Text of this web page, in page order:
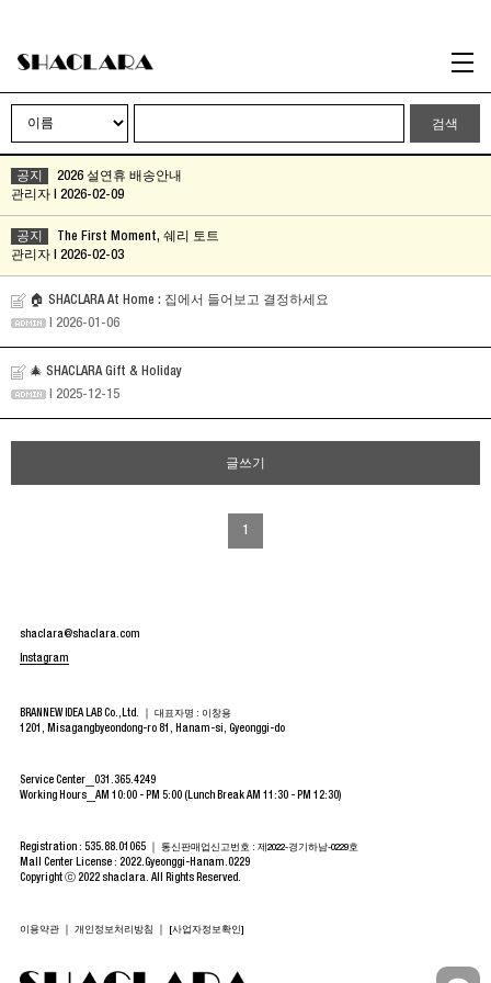
검색
공지
2026 설연휴 배송안내
관리자 | 2026-02-09
공지
The First Moment, 쉐리 토트
관리자 | 2026-02-03
🏠 SHACLARA At Home : 집에서 들어보고 결정하세요
| 2026-01-06
🎄 SHACLARA Gift & Holiday
| 2025-12-15
글쓰기
1
shaclara@shaclara.com
Instagram
BRANNEW IDEA LAB Co.,Ltd. ｜ 대표자명 : 이창용
1201, Misagangbyeondong-ro 81, Hanam-si, Gyeonggi-do
Service Center
031.365.4249
Working Hours
AM 10:00 - PM 5:00 (Lunch Break AM 11:30 - PM 12:30)
Registration : 535.88.01065 ｜ 통신판매업신고번호 : 제2022-경기하남-0229호
Mall Center License : 2022.Gyeonggi-Hanam.0229
Copyright ⓒ 2022 shaclara. All Rights Reserved.
이용약관 개인정보처리방침 [사업자정보확인]